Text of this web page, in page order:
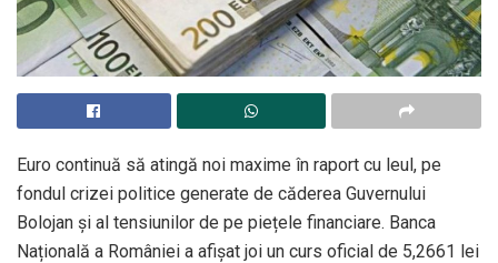
Euro continuă să atingă noi maxime în raport cu leul, pe
fondul crizei politice generate de căderea Guvernului
Bolojan și al tensiunilor de pe piețele financiare. Banca
Națională a României a afișat joi un curs oficial de 5,2661 lei